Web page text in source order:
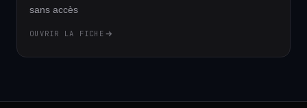
sans accès
OUVRIR LA FICHE